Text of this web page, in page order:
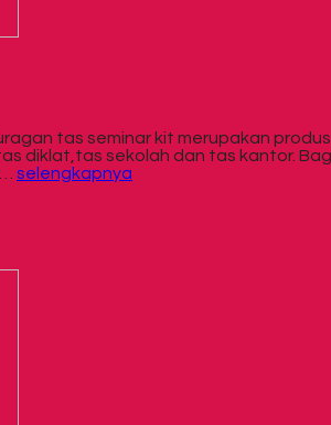
tas seminar kit merupakan
diklat,tas sekolah dan tas kantor.
selengkapnya